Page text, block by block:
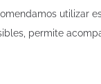
utilizar
permite